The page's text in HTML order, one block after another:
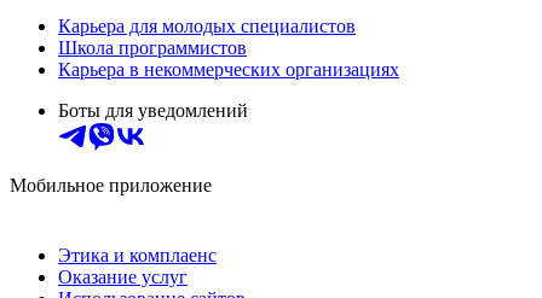
Карьера для молодых специалистов
Школа программистов
Карьера в некоммерческих организациях
Боты для уведомлений
Мобильное приложение
Этика и комплаенс
Оказание услуг